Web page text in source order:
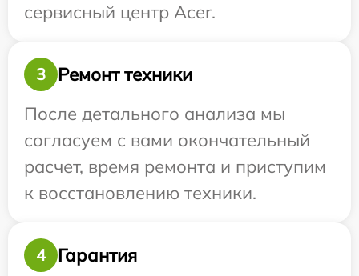
сервисный центр Acer.
3
Ремонт техники
После детального анализа мы
согласуем с вами окончательный
расчет, время ремонта и приступим
к восстановлению техники.
4 Гарантия